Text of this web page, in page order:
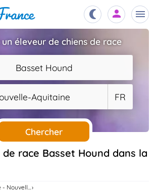
éleveur de chiens de race
Basset Hound
Aquitaine FR
Chercher
France - Nouvelle-Aquitaine